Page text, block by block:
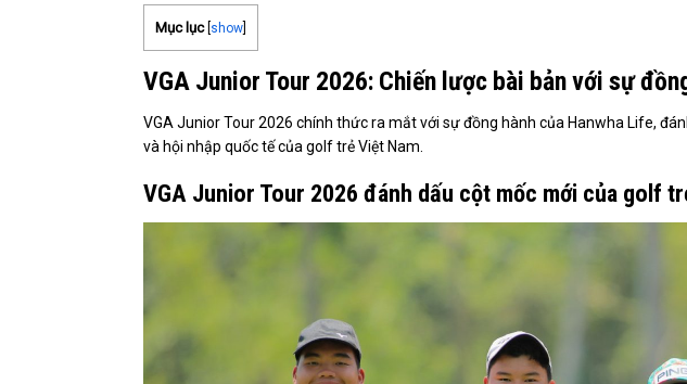
Mục lục show
VGA Junior Tour 2026: Chiến lược bài bản với sự
VGA Junior Tour 2026 chính thức ra mắt với sự đồng hành của Hanwha Life,
và hội nhập quốc tế của golf trẻ Việt Nam.
VGA Junior Tour 2026 đánh dấu cột mốc mới của golf